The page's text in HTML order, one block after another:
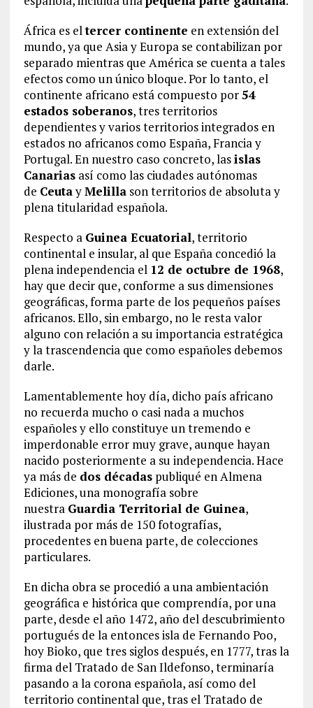
África es eltercer continente en extensión del
mundo, ya que Asia y Europa se contabilizan por
separado mientras que América se cuenta a tales
efectos como un único bloque. Por lo tanto, el
continente africano está compuesto por54
estados soberanos, tres territorios
dependientes y varios territorios integrados en
estados no africanos como España, Francia y
Portugal. En nuestro caso concreto, lasislas
Canariasasí como las ciudades autónomas
de CeutayMelillason territorios de absoluta y
plena titularidad española.
Respecto a Guinea Ecuatorial, territorio
continental e insular, al que España concedió la
plena independencia el 12 de octubre de 1968,
hay que decir que, conforme a sus dimensiones
geográficas, forma parte de los pequeños países
africanos. Ello, sin embargo, no le resta valor
alguno con relación a su importancia estratégica
y la trascendencia que como españoles debemos
darle.
Lamentablemente hoy día, dicho país africano
no recuerda mucho o casi nada a muchos
españoles y ello constituye un tremendo e
imperdonable error muy grave, aunque hayan
nacido posteriormente a su independencia. Hace
ya más de dos décadaspubliqué en Almena
Ediciones, una monografía sobre
nuestra Guardia Territorial de Guinea,
ilustrada por más de 150 fotografías,
procedentes en buena parte, de colecciones
particulares.
En dicha obra se procedió a una ambientación
geográfica e histórica que comprendía, por una
parte, desde el año 1472, año del descubrimiento
portugués de la entonces isla de Fernando Poo,
hoy Bioko, que tres siglos después, en 1777, tras la
firma del Tratado de San Ildefonso, terminaría
pasando a la corona española, así como del
territorio continental que, tras el Tratado de